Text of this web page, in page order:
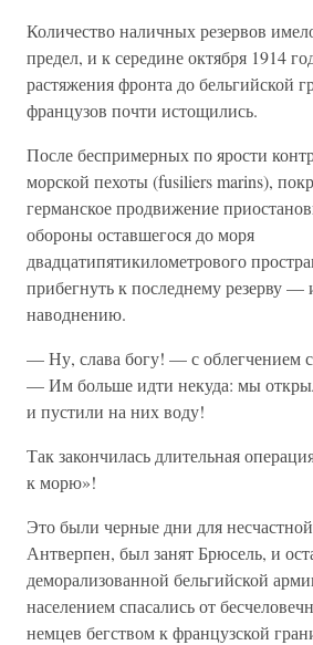
Количество наличных резервов
предел, и к середине октября 1914
растяжения фронта до бельгийской
французов почти истощились.
После беспримерных по ярости
морской пехоты (fusiliers marins),
германское продвижение
обороны оставшегося до моря
двадцатипятикилометрового
прибегнуть к последнему резерву —
наводнению.
— Ну, слава богу! — с облегчением
— Им больше идти некуда: мы
и пустили на них воду!
Так закончилась длительная
к морю»!
Это были черные дни для
Антверпен, был занят Брюсель, и
деморализованной бельгийской
населением спасались от
немцев бегством к французской